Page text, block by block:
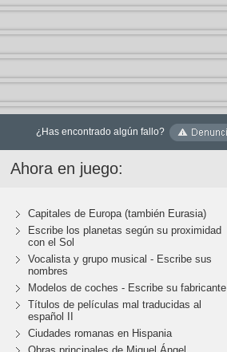
¿Has encontrado algún fallo?
Ahora en juego:
Capitales de Europa (también Eurasia)
Escribe los planetas según su proximidad
con el Sol
Vocalista y grupo musical - Escribe sus
nombres
Modelos de coches - Escribe su fabricante
Títulos de películas mal traducidas al
español II
Ciudades romanas en Hispania